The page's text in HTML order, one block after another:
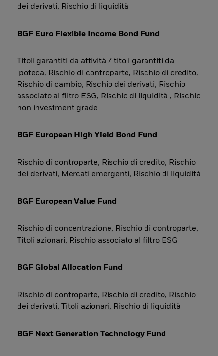
dei derivati, Rischio di liquidità
BGF Euro Flexible Income Bond Fund
Titoli garantiti da attività / titoli garantiti da
ipoteca, Rischio di controparte, Rischio di credito,
Rischio di cambio, Rischio dei derivati, Rischio
associato al filtro ESG, Rischio di liquidità , Rischio
non investment grade
BGF European High Yield Bond Fund
Rischio di controparte, Rischio di credito, Rischio
dei derivati, Mercati emergenti, Rischio di liquidità
BGF European Value Fund
Rischio di concentrazione, Rischio di controparte,
Titoli azionari, Rischio associato al filtro ESG
BGF Global Allocation Fund
Rischio di controparte, Rischio di credito, Rischio
dei derivati, Titoli azionari, Rischio di liquidità
BGF Next Generation Technology Fund